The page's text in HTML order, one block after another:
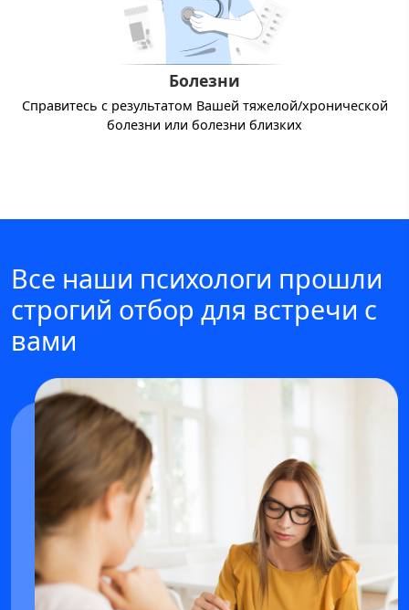
Болезни
Справитесь с результатом Вашей тяжелой/хронической
болезни или болезни близких
Все наши психологи прошли
строгий отбор для встречи с
вами